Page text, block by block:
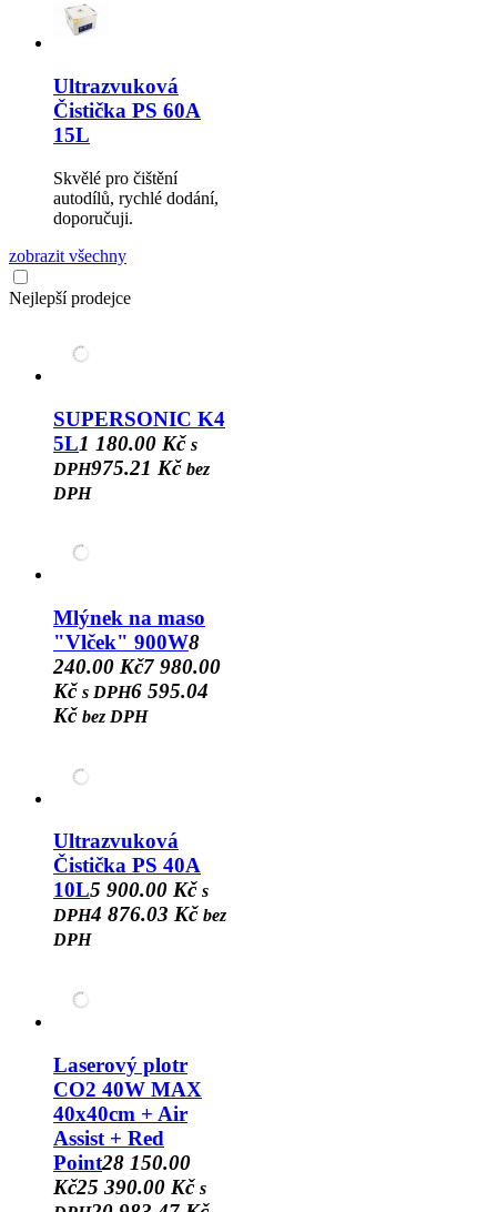
Ultrazvuková
Čistička PS 60A
15L
Skvělé pro čištění
autodílů, rychlé dodání,
doporučuji.
zobrazit všechny
Nejlepší prodejce
SUPERSONIC K4
5L1 180.00 Kč s
DPH975.21 Kč bez
DPH
Mlýnek na maso
"Vlček" 900W8
240.00 Kč7 980.00
Kč s DPH6 595.04
Kč bez DPH
Ultrazvuková
Čistička PS 40A
10L5 900.00 Kč s
DPH4 876.03 Kč bez
DPH
Laserový plotr
CO2 40W MAX
40x40cm + Air
Assist + Red
Point28 150.00
Kč25 390.00 Kč s